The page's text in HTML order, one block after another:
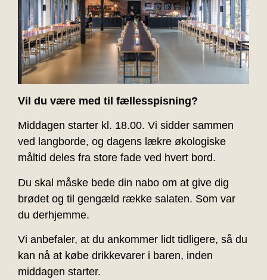
Vil du være med til fællesspisning?
Middagen starter kl. 18.00. Vi sidder sammen
ved langborde, og dagens lækre økologiske
måltid deles fra store fade ved hvert bord.
Du skal måske bede din nabo om at give dig
brødet og til gengæld række salaten. Som var
du derhjemme.
Vi anbefaler, at du ankommer lidt tidligere, så du
kan nå at købe drikkevarer i baren, inden
middagen starter.